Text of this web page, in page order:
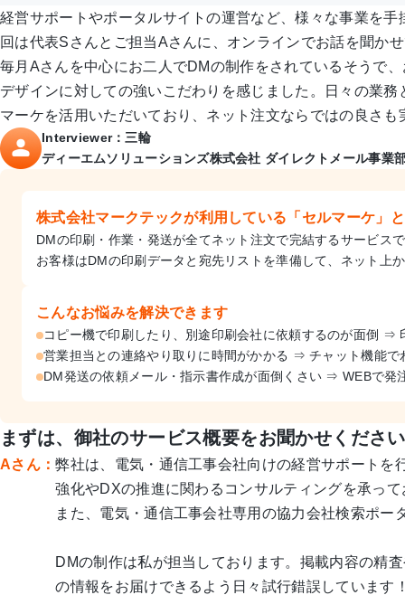
経営サポートやポータルサイトの運営など、様々な事業を
回は代表Sさんとご担当Aさんに、オンラインでお話を聞か
毎月Aさんを中心にお二人でDMの制作をされているそうで
デザインに対しての強いこだわりを感じました。日々の業
マーケを活用いただいており、ネット注文ならではの良さ
Interviewer：三輪
ディーエムソリューションズ株式会社 ダイレクトメール事業
株式会社マークテックが利用している「セルマーケ」
DMの印刷・作業・発送が全てネット注文で完結するサービス
お客様はDMの印刷データと宛先リストを準備して、ネット上
こんなお悩みを解決できます
コピー機で印刷したり、別途印刷会社に依頼するのが面倒 ⇒
営業担当との連絡やり取りに時間がかかる ⇒ チャット機能で
DM発送の依頼メール・指⽰書作成が⾯倒くさい ⇒ WEBで発
まずは、御社のサービス概要をお聞かせくださ
Aさん：弊社は、電気・通信工事会社向けの経営サポート
強化やDXの推進に関わるコンサルティングを承っ
また、電気・通信工事会社専用の協力会社検索ポ
DMの制作は私が担当しております。掲載内容の精
の情報をお届けできるよう日々試行錯誤しています